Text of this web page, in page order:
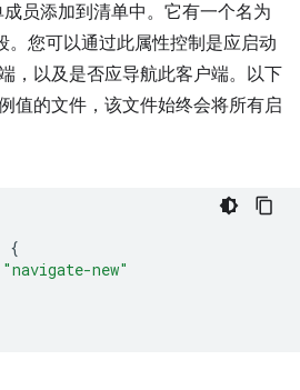
成员添加到清单中。它有一个名为
。您可以通过此属性控制是应启动
，以及是否应导航此客户端。以下
值的文件，该文件始终会将所有启
{
"navigate-new"